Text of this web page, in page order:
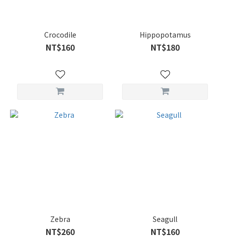
Crocodile
NT$160
Hippopotamus
NT$180
Zebra
NT$260
Seagull
NT$160